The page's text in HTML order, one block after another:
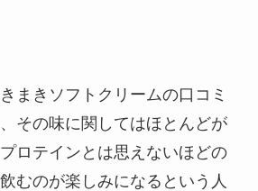
まきソフトクリームの口コミ
その味に関してはほとんどが
ロテインとは思えないほどの
むのが楽しみになるという人